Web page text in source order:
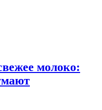
молоко: